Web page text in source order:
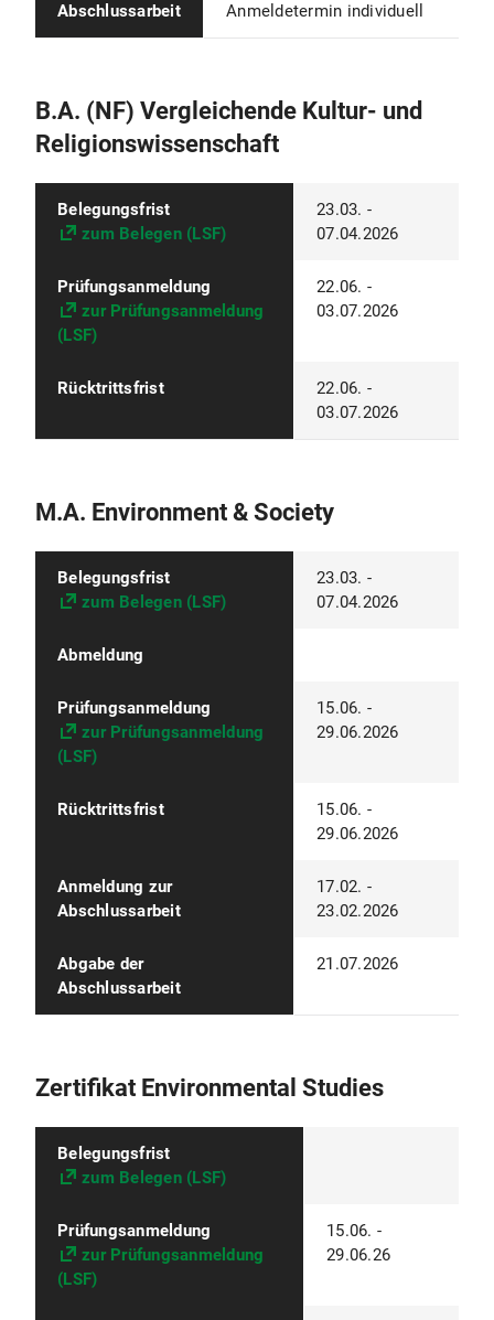
Abschlussarbeit
Anmeldetermin individuell
B.A. (NF) Vergleichende Kultur- und
Religionswissenschaft
Belegungsfrist
zum Belegen (LSF)
23.03. -
07.04.2026
Prüfungsanmeldung
zur Prüfungsanmeldung
(LSF)
22.06. -
03.07.2026
Rücktrittsfrist
22.06. -
03.07.2026
M.A. Environment & Society
Belegungsfrist
zum Belegen (LSF)
23.03. -
07.04.2026
Abmeldung
Prüfungsanmeldung
zur Prüfungsanmeldung
(LSF)
15.06. -
29.06.2026
Rücktrittsfrist
15.06. -
29.06.2026
Anmeldung zur
Abschlussarbeit
17.02. -
23.02.2026
Abgabe der
Abschlussarbeit
21.07.2026
Zertifikat Environmental Studies
Belegungsfrist
zum Belegen (LSF)
Prüfungsanmeldung
zur Prüfungsanmeldung
(LSF)
15.06. -
29.06.26